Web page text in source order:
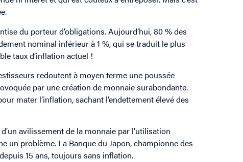
du porteur d’obligations. Aujourd’hui, 80 % des
nominal inférieur à 1 %, qui se traduit le plus
taux d’inflation actuel !
redoutent à moyen terme une poussée
par une création de monnaie surabondante.
mater l’inflation, sachant l’endettement élevé des
avilissement de la monnaie par l’utilisation
un problème. La Banque du Japon, championne des
15 ans, toujours sans inflation.